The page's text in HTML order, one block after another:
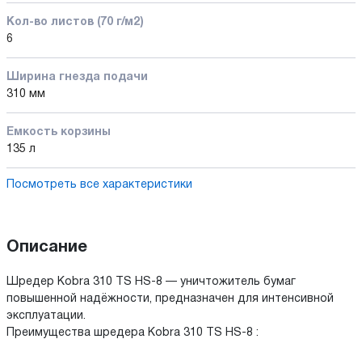
Кол-во листов (70 г/м2)
6
Ширина гнезда подачи
310 мм
Емкость корзины
135 л
Посмотреть все характеристики
Описание
Шредер Kobra 310 TS HS-8 — уничтожитель бумаг
повышенной надёжности, предназначен для интенсивной
эксплуатации.
Преимущества шредера Kobra 310 TS HS-8 :